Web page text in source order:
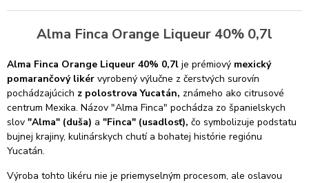
Alma Finca Orange Liqueur 40% 0,7l
Alma Finca Orange Liqueur 40% 0,7l je prémiový mexický
pomarančový likér vyrobený výlučne z čerstvých surovín
pochádzajúcich z polostrova Yucatán, známeho ako citrusové
centrum Mexika. Názov "Alma Finca" pochádza zo španielskych
slov "Alma" (duša) a "Finca" (usadlosť), čo symbolizuje podstatu
bujnej krajiny, kulinárskych chutí a bohatej histórie regiónu
Yucatán.
Výroba tohto likéru nie je priemyselným procesom, ale oslavou